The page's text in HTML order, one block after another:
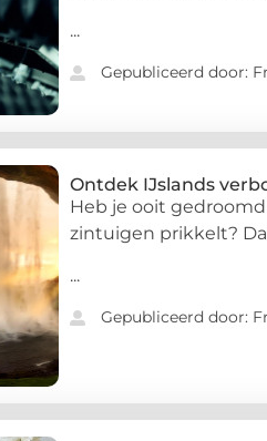
...
Gepubliceerd door:
Ontdek IJslands
Heb je ooit
zintuigen prikkelt?
...
Gepubliceerd door: